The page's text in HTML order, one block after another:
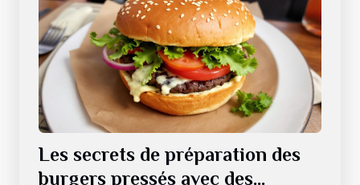
Les secrets de préparation des
burgers pressés avec des